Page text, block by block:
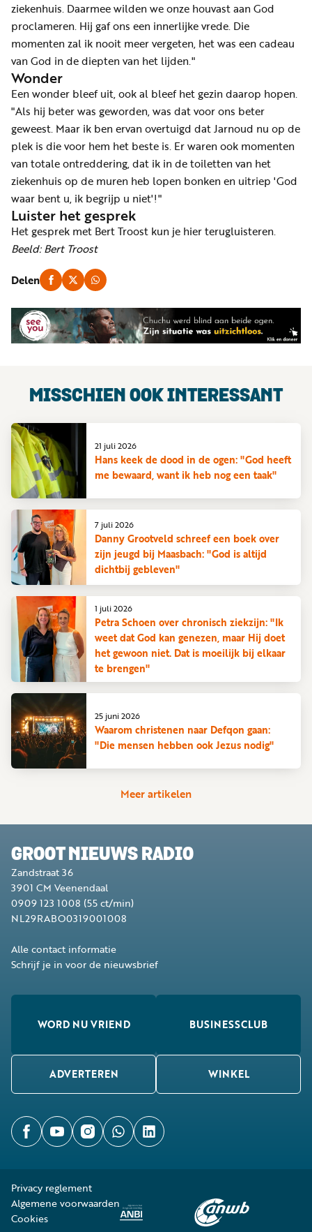
ziekenhuis. Daarmee wilden we onze houvast aan God
proclameren. Hij gaf ons een innerlijke vrede. Die
momenten zal ik nooit meer vergeten, het was een cadeau
van God in de diepten van het lijden."
Wonder
Een wonder bleef uit, ook al bleef het gezin daarop hopen.
"Als hij beter was geworden, was dat voor ons beter
geweest. Maar ik ben ervan overtuigd dat Jarnoud nu op de
plek is die voor hem het beste is. Er waren ook momenten
van totale ontreddering, dat ik in de toiletten van het
ziekenhuis op de muren heb lopen bonken en uitriep 'God
waar bent u, ik begrijp u niet'!"
Luister het gesprek
Het gesprek met Bert Troost kun je hier terugluisteren.
Beeld: Bert Troost
Delen
MISSCHIEN OOK INTERESSANT
Hans keek de dood in de ogen: "God heeft
me bewaard, want ik heb nog een taak"
21 juli 2026
Danny Grootveld schreef een boek over
zijn jeugd bij Maasbach: "God is altijd
dichtbij gebleven"
7 juli 2026
Petra Schoen over chronisch ziekzijn: "Ik
weet dat God kan genezen, maar Hij doet
het gewoon niet. Dat is moeilijk bij elkaar
te brengen"
1 juli 2026
Waarom christenen naar Defqon gaan:
"Die mensen hebben ook Jezus nodig"
25 juni 2026
Meer artikelen
GROOT NIEUWS RADIO
Zandstraat 36
3901 CM Veenendaal
0909 123 1008 (55 ct/min)
NL29RABO0319001008
Alle contact informatie
Schrijf je in voor de nieuwsbrief
WORD NU VRIEND BUSINESSCLUB
ADVERTEREN WINKEL
Privacy reglement
Algemene voorwaarden
Cookies